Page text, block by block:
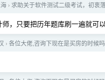
海 › 求助关于软件测试二级考试，初衷
，只要把历年题库刷一遍就可
› 各位大佬,咨询下现在是买房的时候吗